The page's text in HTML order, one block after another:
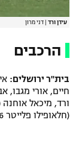
עידן ורד דני מרון
הרכבים
בית"ר ירושלים:
(חלאופילו פלייטר 46).